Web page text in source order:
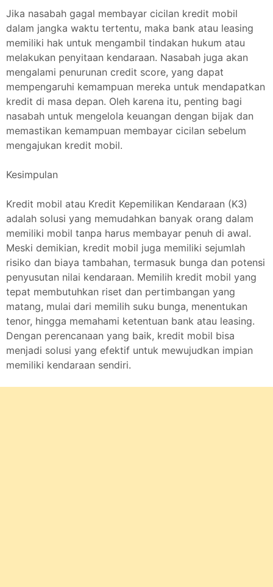
Jika nasabah gagal membayar cicilan kredit mobil
dalam jangka waktu tertentu, maka bank atau leasing
memiliki hak untuk mengambil tindakan hukum atau
melakukan penyitaan kendaraan. Nasabah juga akan
mengalami penurunan credit score, yang dapat
mempengaruhi kemampuan mereka untuk mendapatkan
kredit di masa depan. Oleh karena itu, penting bagi
nasabah untuk mengelola keuangan dengan bijak dan
memastikan kemampuan membayar cicilan sebelum
mengajukan kredit mobil.
Kesimpulan
Kredit mobil atau Kredit Kepemilikan Kendaraan (K3)
adalah solusi yang memudahkan banyak orang dalam
memiliki mobil tanpa harus membayar penuh di awal.
Meski demikian, kredit mobil juga memiliki sejumlah
risiko dan biaya tambahan, termasuk bunga dan potensi
penyusutan nilai kendaraan. Memilih kredit mobil yang
tepat membutuhkan riset dan pertimbangan yang
matang, mulai dari memilih suku bunga, menentukan
tenor, hingga memahami ketentuan bank atau leasing.
Dengan perencanaan yang baik, kredit mobil bisa
menjadi solusi yang efektif untuk mewujudkan impian
memiliki kendaraan sendiri.